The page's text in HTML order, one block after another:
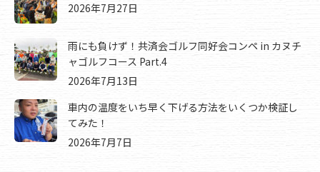
2026年7月27日
雨にも負けず！共済会ゴルフ同好会コンペ in カヌチ
ャゴルフコース Part.4
2026年7月13日
車内の温度をいち早く下げる方法をいくつか検証し
てみた！
2026年7月7日